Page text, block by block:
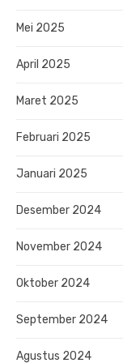
Mei 2025
April 2025
Maret 2025
Februari 2025
Januari 2025
Desember 2024
November 2024
Oktober 2024
September 2024
Agustus 2024